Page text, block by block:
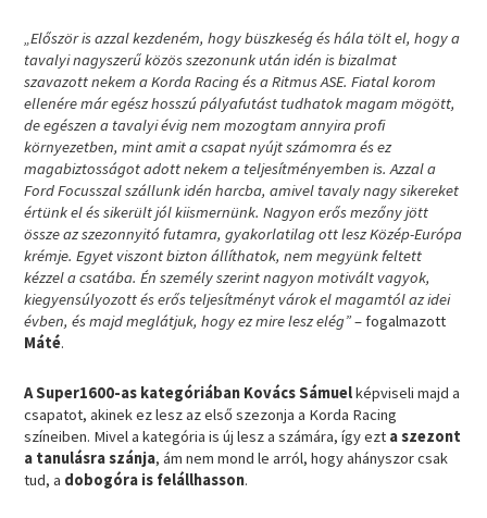
„Először is azzal kezdeném, hogy büszkeség és hála tölt el, hogy a
tavalyi nagyszerű közös szezonunk után idén is bizalmat
szavazott nekem a Korda Racing és a Ritmus ASE. Fiatal korom
ellenére már egész hosszú pályafutást tudhatok magam mögött,
de egészen a tavalyi évig nem mozogtam annyira profi
környezetben, mint amit a csapat nyújt számomra és ez
magabiztosságot adott nekem a teljesítményemben is. Azzal a
Ford Focusszal szállunk idén harcba, amivel tavaly nagy sikereket
értünk el és sikerült jól kiismernünk. Nagyon erős mezőny jött
össze az szezonnyitó futamra, gyakorlatilag ott lesz Közép-Európa
krémje. Egyet viszont bizton állíthatok, nem megyünk feltett
kézzel a csatába. Én személy szerint nagyon motivált vagyok,
kiegyensúlyozott és erős teljesítményt várok el magamtól az idei
évben, és majd meglátjuk, hogy ez mire lesz elég”– fogalmazott
Máté.
A Super1600-as kategóriában Kovács Sámuelképviseli majd a
csapatot, akinek ez lesz az első szezonja a Korda Racing
színeiben. Mivel a kategória is új lesz a számára, így ezt a szezont
a tanulásra szánja, ám nem mond le arról, hogy ahányszor csak
tud, a dobogóra is felállhasson.